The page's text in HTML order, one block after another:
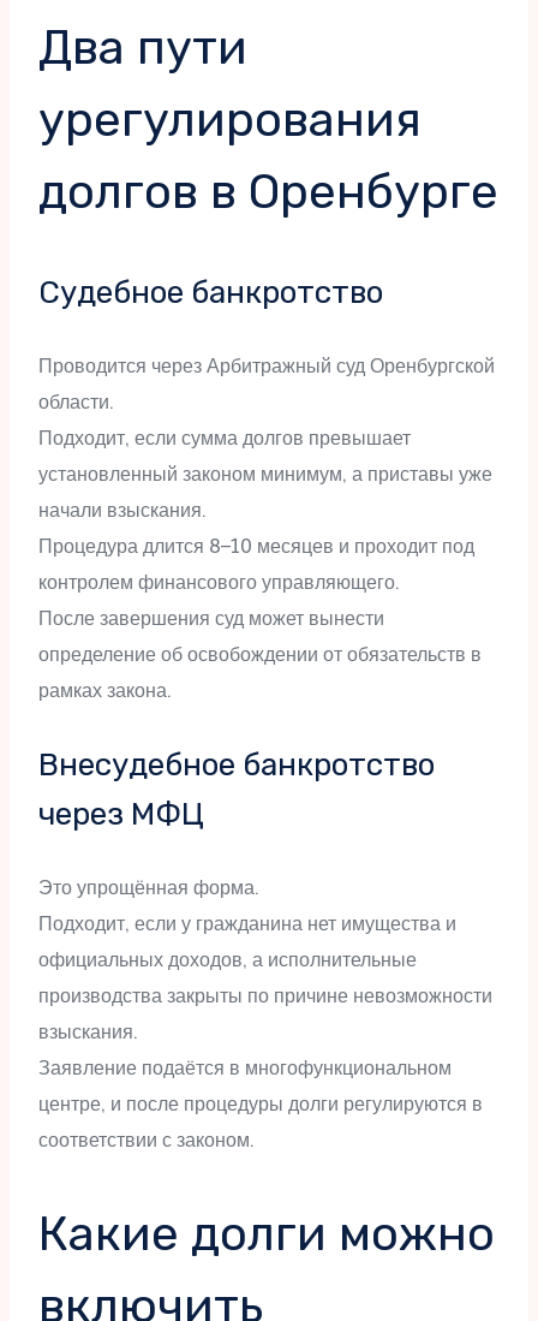
Два пути
урегулирования
долгов в Оренбурге
Судебное банкротство
Проводится через Арбитражный суд Оренбургской
области.
Подходит, если сумма долгов превышает
установленный законом минимум, а приставы уже
начали взыскания.
Процедура длится 8–10 месяцев и проходит под
контролем финансового управляющего.
После завершения суд может вынести
определение об освобождении от обязательств в
рамках закона.
Внесудебное банкротство
через МФЦ
Это упрощённая форма.
Подходит, если у гражданина нет имущества и
официальных доходов, а исполнительные
производства закрыты по причине невозможности
взыскания.
Заявление подаётся в многофункциональном
центре, и после процедуры долги регулируются в
соответствии с законом.
Какие долги можно
включить